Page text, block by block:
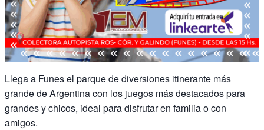
Llega a Funes el parque de diversiones itinerante más
grande de Argentina con los juegos más destacados para
grandes y chicos, ideal para disfrutar en familia o con
amigos.